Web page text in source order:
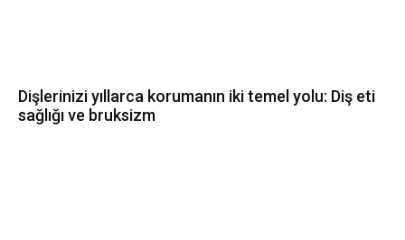
Dişlerinizi yıllarca korumanın iki temel yolu: Diş eti
sağlığı ve bruksizm